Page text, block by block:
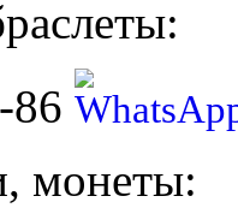
86
монеты: